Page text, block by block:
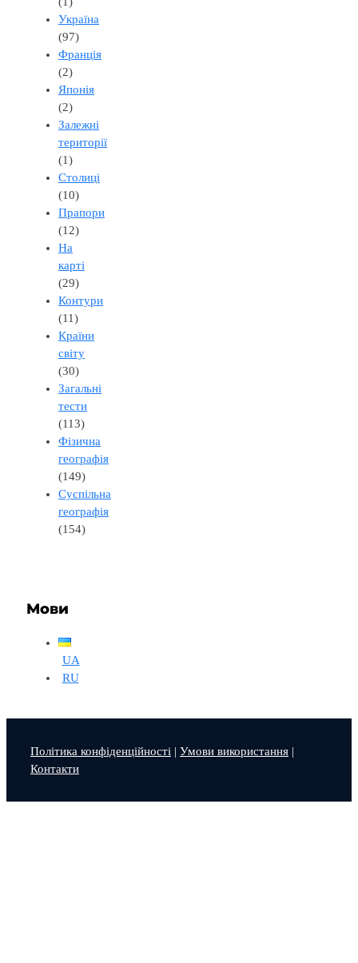
Україна
(97)
Франція
(2)
Японія
(2)
Залежні
території
(1)
Столиці
(10)
Прапори
(12)
На
карті
(29)
Контури
(11)
Країни
світу
(30)
Загальні
тести
(113)
Фізична
географія
(149)
Суспільна
географія
(154)
Мови
UA
RU
Політика конфіденційності | Умови використання |
Контакти